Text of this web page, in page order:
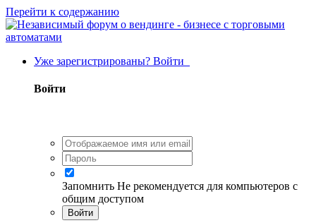
Перейти к содержанию
Уже зарегистрированы? Войти
Войти
Запомнить Не рекомендуется для компьютеров с
общим доступом
Войти